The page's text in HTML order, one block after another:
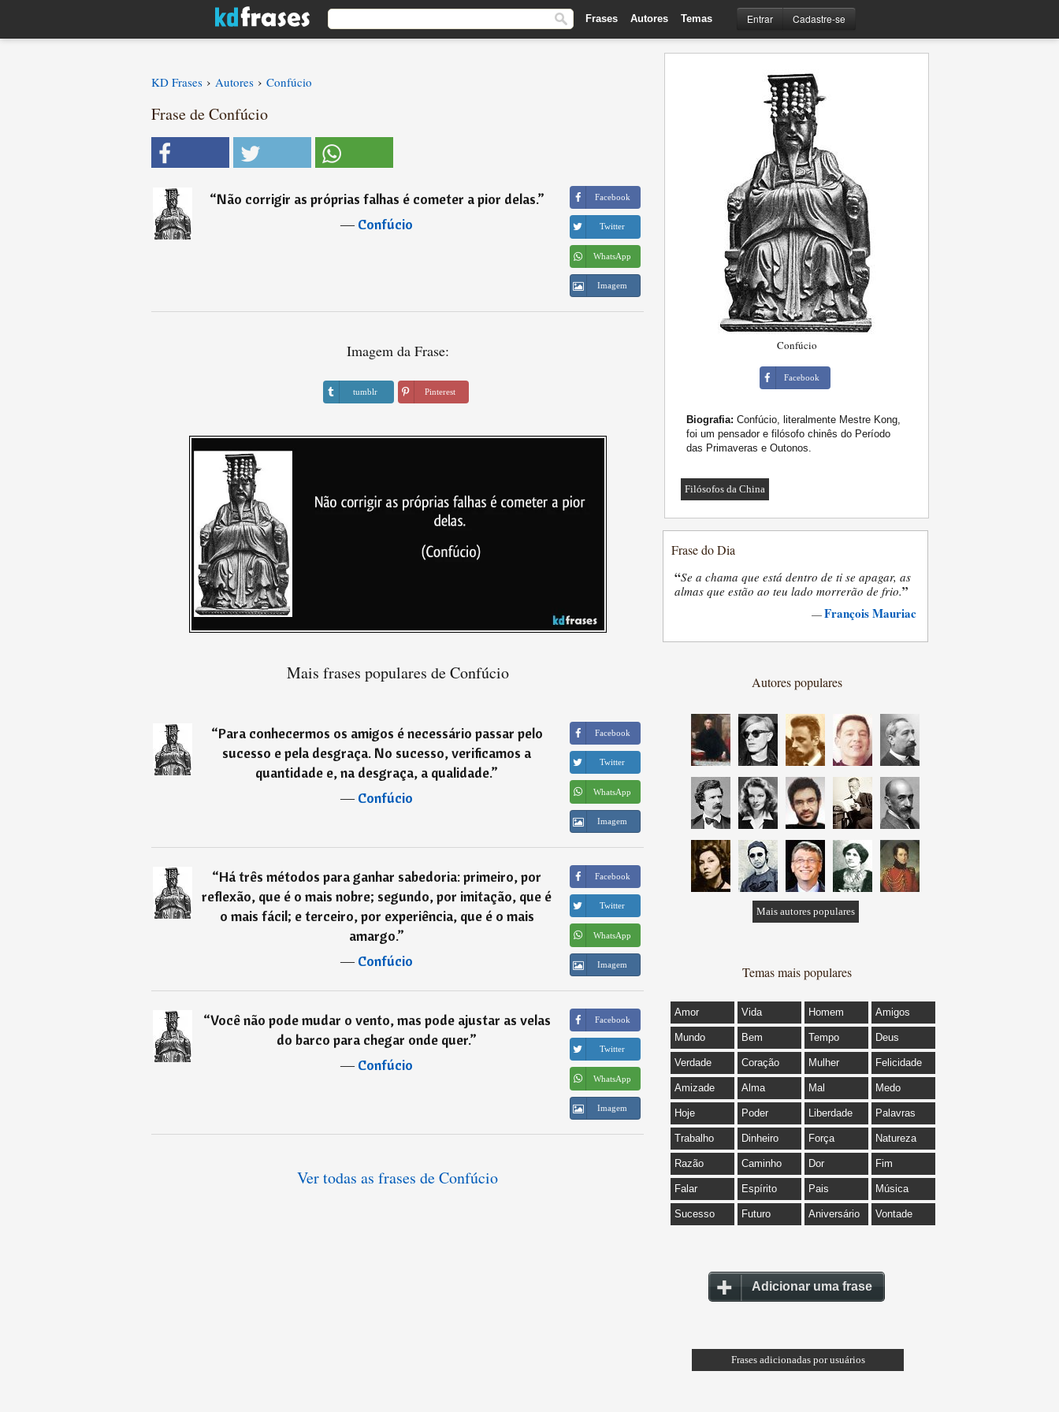
Frases Autores Temas Entrar Cadastre-se
KD Frases › Autores › Confúcio
Frase de Confúcio
“Não corrigir as próprias falhas é cometer a pior delas.”
―Confúcio
Facebook
Twitter
WhatsApp
Imagem
Imagem da Frase:
tumblr Pinterest
Mais frases populares de Confúcio
“Para conhecermos os amigos é necessário passar pelo
sucesso e pela desgraça. No sucesso, verificamos a
quantidade e, na desgraça, a qualidade.”
―Confúcio
Facebook
Twitter
WhatsApp
Imagem
“Há três métodos para ganhar sabedoria: primeiro, por
reflexão, que é o mais nobre; segundo, por imitação, que é
o mais fácil; e terceiro, por experiência, que é o mais
amargo.”
―Confúcio
Facebook
Twitter
WhatsApp
Imagem
“Você não pode mudar o vento, mas pode ajustar as velas
do barco para chegar onde quer.”
―Confúcio
Facebook
Twitter
WhatsApp
Imagem
Ver todas as frases de Confúcio
Confúcio
Facebook
Biografia: Confúcio, literalmente Mestre Kong,
foi um pensador e filósofo chinês do Período
das Primaveras e Outonos.
Filósofos da China
Frase do Dia
“Se a chama que está dentro de ti se apagar, as
almas que estão ao teu lado morrerão de frio.”
—François Mauriac
Autores populares
Mais autores populares
Temas mais populares
Amor Vida Homem Amigos
Mundo Bem Tempo Deus
Verdade Coração Mulher Felicidade
Amizade Alma Mal Medo
Hoje Poder Liberdade Palavras
Trabalho Dinheiro Força Natureza
Razão Caminho Dor Fim
Falar Espírito Pais Música
Sucesso Futuro Aniversário Vontade
Adicionar uma frase
Frases adicionadas por usuários